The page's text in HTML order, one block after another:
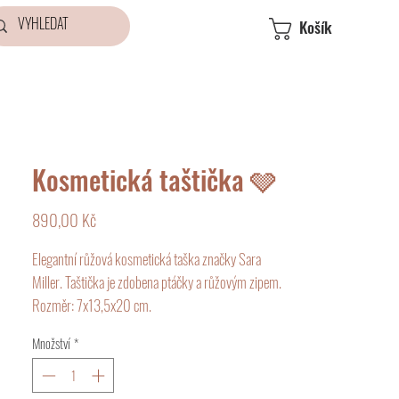
Košík
Kosmetická taštička 🩶
890,00 KčCena
Elegantní růžová kosmetická taška značky Sara
Miller. Taštička je zdobena ptáčky a růžovým zipem.
Rozměr: 7x13,5x20 cm.
Množství*